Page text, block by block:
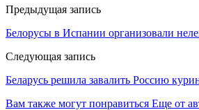
Предыдущая запись
Белорусы в Испании организовали
Следующая запись
Беларусь решила завалить Россию
Вам также могут понравиться Еще от